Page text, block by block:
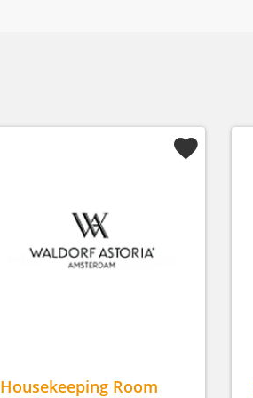
Housekeeping Room